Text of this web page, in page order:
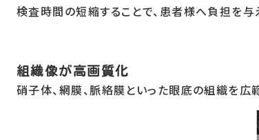
検査時間の短縮することで、患者様へ負担を与
組織像が高画質化
硝子体、網膜、脈絡膜といった眼底の組織を広